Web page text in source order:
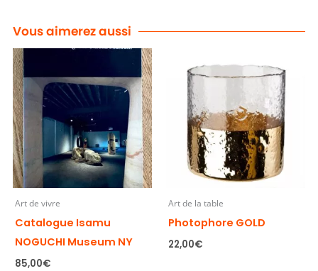
Vous aimerez aussi
Art de vivre
Catalogue Isamu
NOGUCHI Museum NY
85,00€
Art de la table
Photophore GOLD
22,00€